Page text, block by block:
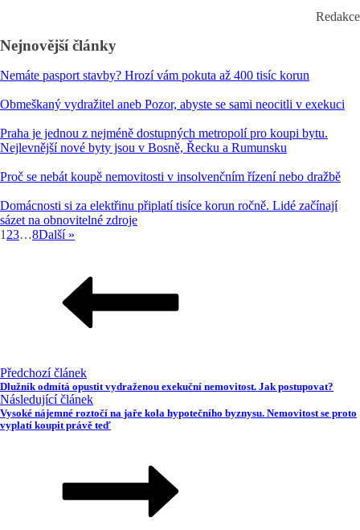
Redakce
Nejnovější články
Nemáte pasport stavby? Hrozí vám pokuta až 400 tisíc korun
Obmeškaný vydražitel aneb Pozor, abyste se sami neocitli v exekuci
Praha je jednou z nejméně dostupných metropolí pro koupi bytu.
Nejlevnější nové byty jsou v Bosně, Řecku a Rumunsku
Proč se nebát koupě nemovitosti v insolvenčním řízení nebo dražbě
Domácnosti si za elektřinu připlatí tisíce korun ročně. Lidé začínají
sázet na obnovitelné zdroje
1 23…8Další »
Předchozí článek
Dlužník odmítá opustit vydraženou exekuční nemovitost. Jak postupovat?
Následující článek
Vysoké nájemné roztočí na jaře kola hypotečního byznysu. Nemovitost se proto
vyplatí koupit právě teď